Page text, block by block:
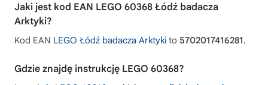
Jaki jest kod EAN LEGO 60368 Łódź badacza
Arktyki?
Kod EAN LEGO Łódź badacza Arktyki to 5702017416281.
Gdzie znajdę instrukcję LEGO 60368?